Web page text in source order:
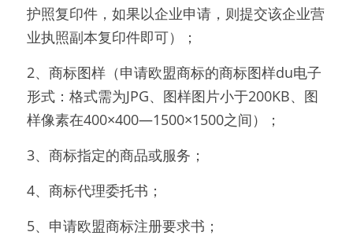
护照复印件，如果以企业申请，则提交该企业营
业执照副本复印件即可）；
2、商标图样（申请欧盟商标的商标图样du电子
形式：格式需为JPG、图样图片小于200KB、图
样像素在400×400—1500×1500之间）；
3、商标指定的商品或服务；
4、商标代理委托书；
5、申请欧盟商标注册要求书；